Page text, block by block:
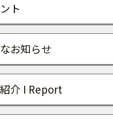
ト
お知らせ
介 I Report